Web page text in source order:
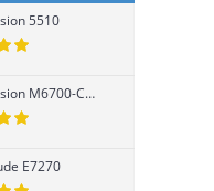
5510
Dell Precision M6700-Core i7 3740QM-K3000M
E7270